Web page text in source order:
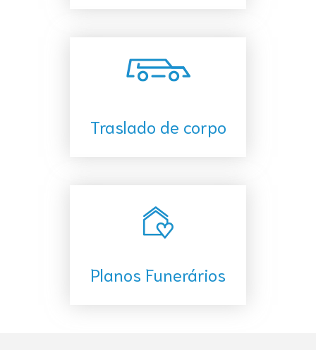
Traslado de corpo
Planos Funerários